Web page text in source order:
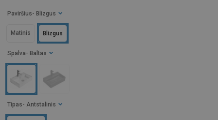
Spalva - Baltas
Paviršius - Blizgus
Blizgus
Matinis
Tipas - Antstalinis